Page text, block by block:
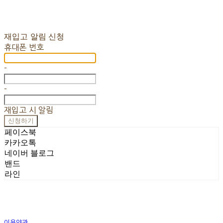
재입고 알림 신청
휴대폰 번호
-
-
재입고 시 알림
신청하기
페이스북
카카오톡
네이버 블로그
밴드
라인